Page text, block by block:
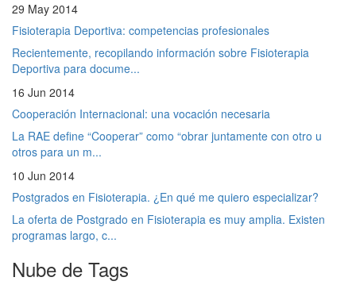
29 May 2014
Fisioterapia Deportiva: competencias profesionales
Recientemente, recopilando información sobre Fisioterapia
Deportiva para docume...
16 Jun 2014
Cooperación Internacional: una vocación necesaria
La RAE define “Cooperar” como “obrar juntamente con otro u
otros para un m...
10 Jun 2014
Postgrados en Fisioterapia. ¿En qué me quiero especializar?
La oferta de Postgrado en Fisioterapia es muy amplia. Existen
programas largo, c...
Nube de Tags